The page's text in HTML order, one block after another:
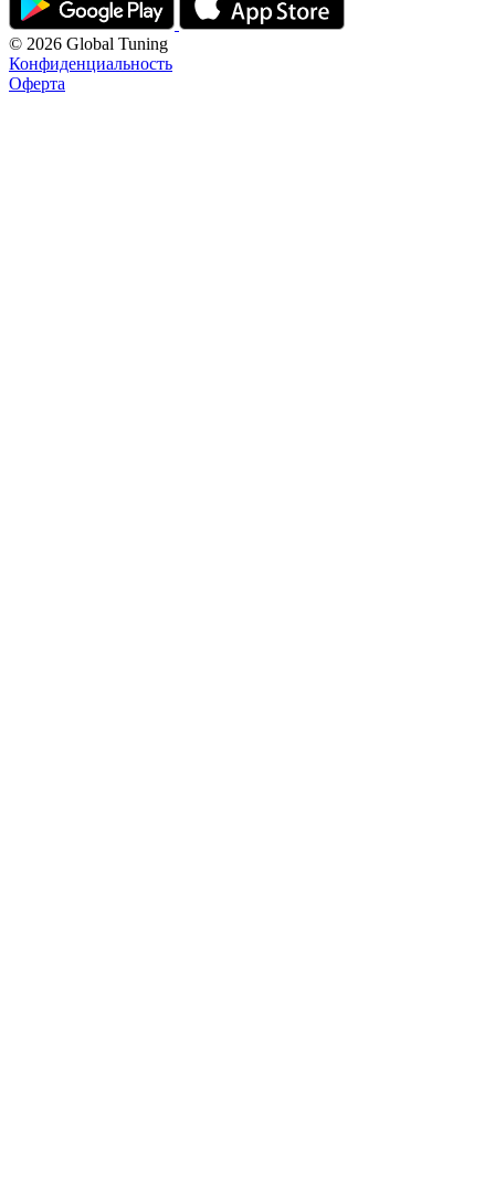
© 2026 Global Tuning
Конфиденциальность
Оферта